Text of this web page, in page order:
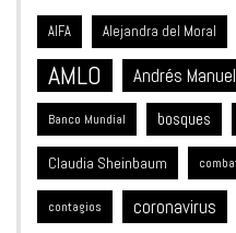
AIFA Alejandra del Moral
AMLO Andrés
Banco Mundial bosques
Claudia Sheinbaum
contagios coronavirus